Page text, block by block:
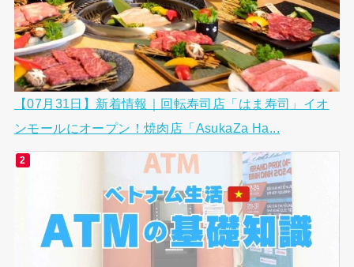
【07月31日】新着情報｜回転寿司店「はま寿司」イオ
ンモールにオープン！焼肉店「AsukaZa Ha...